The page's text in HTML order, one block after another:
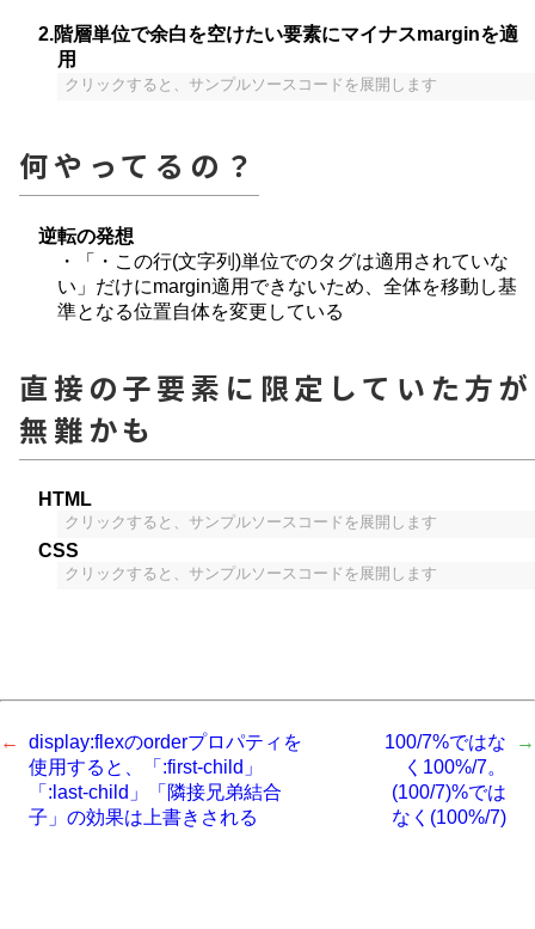
2.階層単位で余白を空けたい要素にマイナスmarginを適
用
クリックすると、サンプルソースコードを展開します
何やってるの？
逆転の発想
・「・この行(文字列)単位でのタグは適用されていな
い」だけにmargin適用できないため、全体を移動し基
準となる位置自体を変更している
直接の子要素に限定していた方が
無難かも
HTML
クリックすると、サンプルソースコードを展開します
CSS
クリックすると、サンプルソースコードを展開します
display:flexのorderプロパティを
使用すると、「:first-child」
「:last-child」「隣接兄弟結合
子」の効果は上書きされる
100/7%ではな
く100%/7。
(100/7)%では
なく(100%/7)